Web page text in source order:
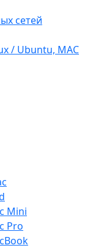
сетей
/ Ubuntu, МАС
Mini
Pro